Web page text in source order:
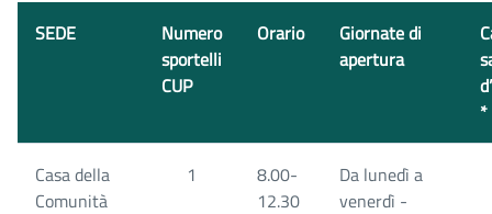
SEDE
Numero
sportelli
CUP
Orario
Giornate di
apertura
*
Casa della
Comunità
1
8.00-
12.30
Da lunedì a
venerdì -